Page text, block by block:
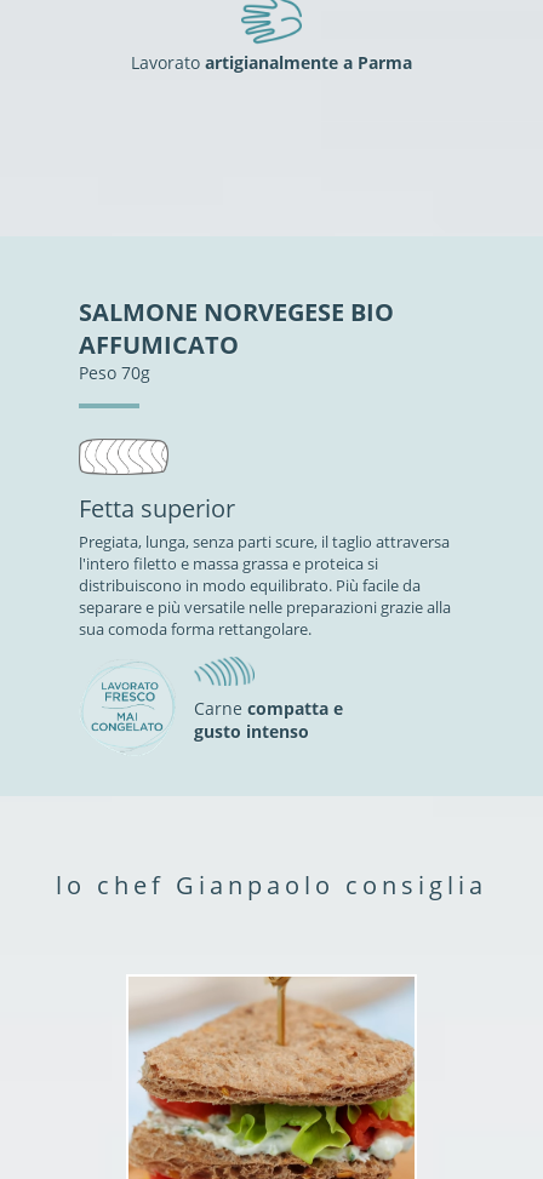
Lavorato artigianalmente a Parma
SALMONE NORVEGESE BIO
AFFUMICATO
Peso 70g
Fetta superior
Pregiata, lunga, senza parti scure, il taglio attraversa
l'intero filetto e massa grassa e proteica si
distribuiscono in modo equilibrato. Più facile da
separare e più versatile nelle preparazioni grazie alla
sua comoda forma rettangolare.
Carne compatta e
gusto intenso
lo chef Gianpaolo consiglia